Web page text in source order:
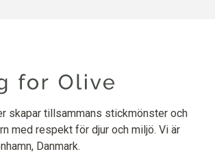
skapar tillsammans stickmönster och
med respekt för djur och miljö. Vi är
Danmark.